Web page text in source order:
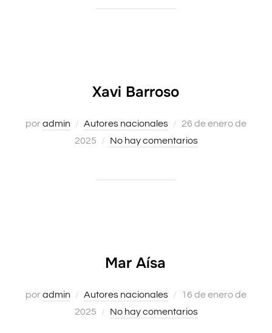
Xavi Barroso
poradmin Autores nacionales
Publicado
el
26 de enero de
2025
No hay comentarios
Mar Aísa
poradmin Autores nacionales
Publicado
el
16 de enero de
2025
No hay comentarios